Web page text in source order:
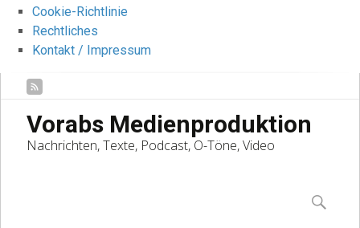
Cookie-Richtlinie
Rechtliches
Kontakt / Impressum
Vorabs Medienproduktion
Nachrichten, Texte, Podcast, O-Töne, Video
content
Suchen
nach: